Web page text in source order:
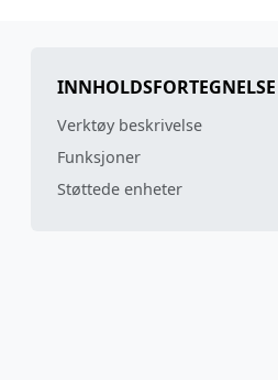
INNHOLDSFORTEGNELSE
Verktøy beskrivelse
Funksjoner
Støttede enheter